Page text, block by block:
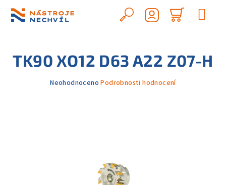
obsah
Hledat
košík
TK90 XO12 D63 A22 Z07-H
Průměrné
Neohodnoceno Podrobnosti hodnocení